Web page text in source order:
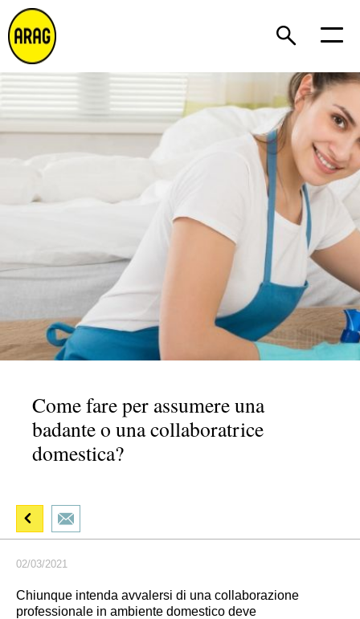
Come fare per assumere una
badante o una collaboratrice
domestica?
02/03/2021
Chiunque intenda avvalersi di una collaborazione
professionale in ambiente domestico deve